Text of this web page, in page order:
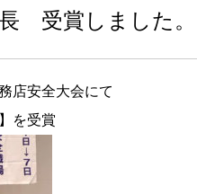
受賞しました。
店安全大会にて
を受賞